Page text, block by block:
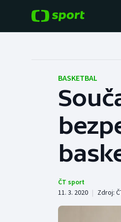
Hokej
Tenis
Atletika
BASKETBAL
ČT sport
11. 3. 2020 | Zdroj: